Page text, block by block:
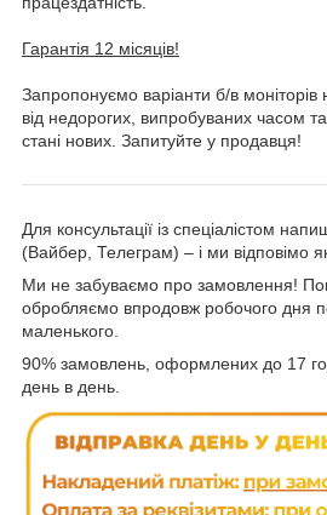
Гарантія 12 місяців!
Запропонуємо варіанти б/в
від недорогих, випробуваних часом
стані нових. Запитуйте у продавця!
Для консультації із спеціалістом
(Вайбер, Телеграм) – і ми відповімо
Ми не забуваємо про замовлення!
обробляємо впродовж робочого дня
маленького.
90% замовлень, оформлених до 17
день в день.